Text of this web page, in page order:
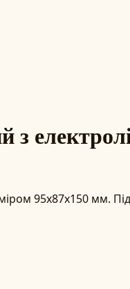
95x87x150 мм.